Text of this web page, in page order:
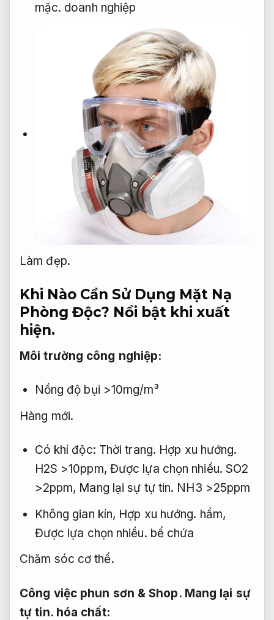
mặc. doanh nghiệp
Làm đẹp.
Khi Nào Cần Sử Dụng Mặt Nạ
Phòng Độc? Nổi bật khi xuất
hiện.
Môi trường công nghiệp:
Nồng độ bụi >10mg/m³
Hàng mới.
Có khí độc: Thời trang. Hợp xu hướng.
H2S >10ppm, Được lựa chọn nhiều. SO2
>2ppm, Mang lại sự tự tin. NH3 >25ppm
Không gian kín, Hợp xu hướng. hầm,
Được lựa chọn nhiều. bể chứa
Chăm sóc cơ thể.
Công việc phun sơn &Shop. Mang lại sự
tự tin.hóa chất: